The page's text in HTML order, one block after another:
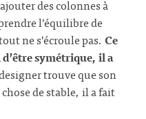
des colonnes à
l’équilibre de
ne s’écroule pas. Ce
d’être symétrique, il a
trouve que son
de stable, il a fait